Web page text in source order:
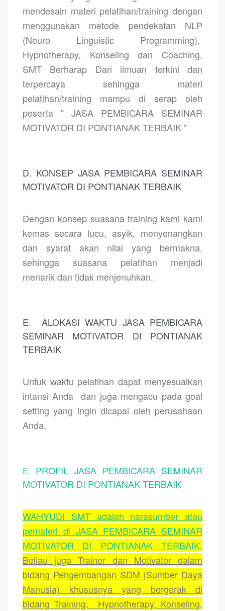
mendesain materi pelatihan/training dengan
menggunakan metode pendekatan NLP
(Neuro Linguistic Programming),
Hypnotherapy, Konseling dan Coaching.
SMT Berharap Dari ilmuan terkini dan
terpercaya sehingga materi
pelatihan/training mampu di serap oleh
peserta " JASA PEMBICARA SEMINAR
MOTIVATOR DI PONTIANAK TERBAIK "
D. KONSEP JASA PEMBICARA SEMINAR
MOTIVATOR DI PONTIANAK TERBAIK
Dengan konsep suasana training kami kami
kemas secara lucu, asyik, menyenangkan
dan syarat akan nilai yang bermakna,
sehingga suasana pelatihan menjadi
menarik dan tidak menjenuhkan.
E.
ALOKASI WAKTU JASA PEMBICARA
SEMINAR MOTIVATOR DI PONTIANAK
TERBAIK
Untuk waktu pelatihan dapat menyesuaikan
intansi Anda dan juga mengacu pada goal
setting yang ingin dicapai oleh perusahaan
Anda.
F. PROFIL JASA PEMBICARA SEMINAR
MOTIVATOR DI PONTIANAK TERBAIK
WAHYUDI SMT adalah narasumber atau
pemateri di JASA PEMBICARA SEMINAR
MOTIVATOR DI PONTIANAK TERBAIK.
Beliau juga Trainer dan Motivator dalam
bidang Pengembangan SDM (Sumber Daya
Manusia) khususnya yang bergerak di
bidang Training,
Hypnotherapy, Konseling,